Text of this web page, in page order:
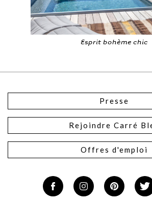
Esprit bohème chic
Presse
Rejoindre Carré
Offres d'emploi